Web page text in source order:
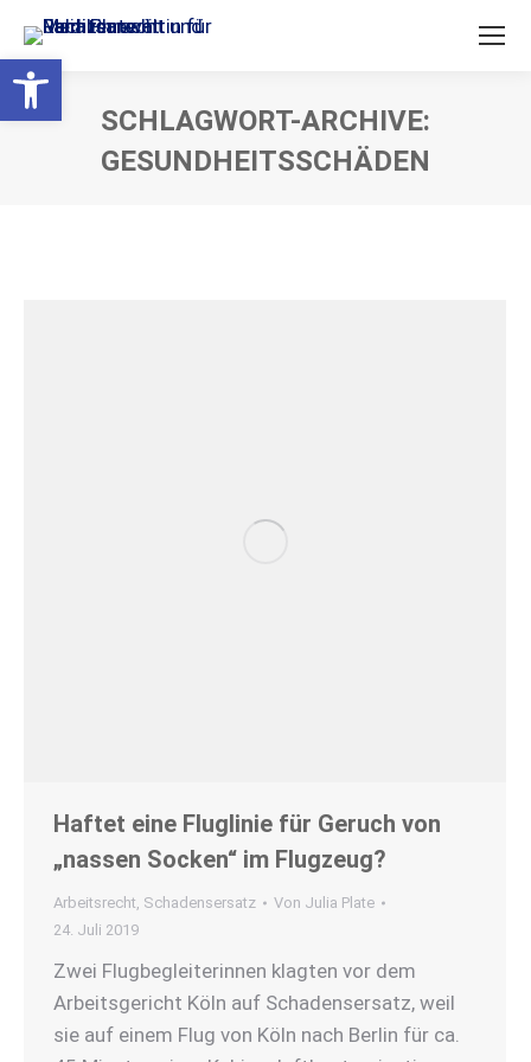
Open toolbar
SCHLAGWORT-ARCHIVE:
GESUNDHEITSSCHÄDEN
Haftet eine Fluglinie für Geruch von
„nassen Socken“ im Flugzeug?
Arbeitsrecht, Schadensersatz Von Julia Plate
24. Juli 2019
Zwei Flugbegleiterinnen klagten vor dem
Arbeitsgericht Köln auf Schadensersatz, weil
sie auf einem Flug von Köln nach Berlin für ca.